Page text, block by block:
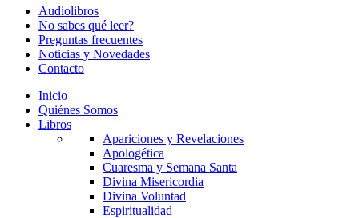
Audiolibros
No sabes qué leer?
Preguntas frecuentes
Noticias y Novedades
Contacto
Inicio
Quiénes Somos
Libros
Apariciones y Revelaciones
Apologética
Cuaresma y Semana Santa
Divina Misericordia
Divina Voluntad
Espiritualidad